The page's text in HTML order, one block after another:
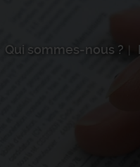
Qui sommes-nous ?